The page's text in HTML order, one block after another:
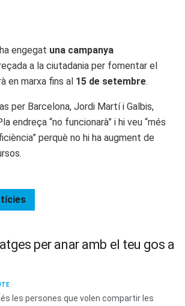
engegat una campanya
a la ciutadania per fomentar el
en marxa fins al 15 de setembre.
per Barcelona, Jordi Martí i Galbis,
endreça “no funcionarà” i hi veu “més
perquè no hi ha augment de
per anar amb el teu gos a
les persones que volen compartir les